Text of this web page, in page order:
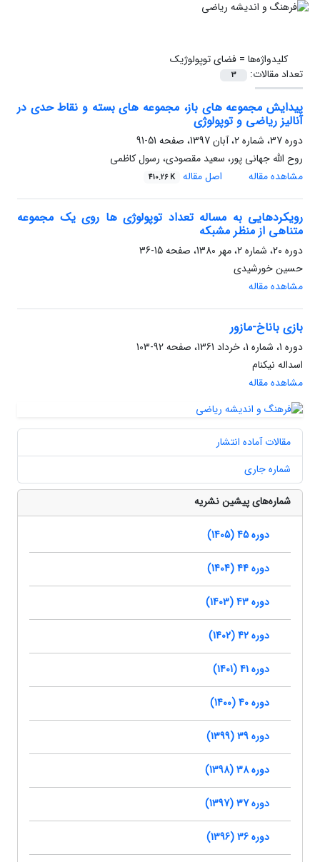
کلیدواژه‌ها =فضای توپولوژیک
تعداد مقالات:
3
پیدایش مجموعه های باز، مجموعه های بسته و نقاط حدی در
آنالیز ریاضی و توپولوژی
دوره 37، شماره 2، آبان 1397، صفحه
51-91
روح الله جهانی پور، سعید مقصودی، رسول کاظمی
مشاهده مقاله
اصل مقاله 410.26 K
رویکردهایی به مساله تعداد توپولوژی ها روی یک مجموعه
متناهی از منظر مشبکه
دوره 20، شماره 2، مهر 1380، صفحه
15-36
حسین خورشیدی
مشاهده مقاله
بازی باناخ-مازور
دوره 1، شماره 1، خرداد 1361، صفحه
92-103
اسداله نیکنام
مشاهده مقاله
مقالات آماده انتشار
شماره جاری
شماره‌های پیشین نشریه
دوره 45 (1405)
دوره 44 (1404)
دوره 43 (1403)
دوره 42 (1402)
دوره 41 (1401)
دوره 40 (1400)
دوره 39 (1399)
دوره 38 (1398)
دوره 37 (1397)
دوره 36 (1396)